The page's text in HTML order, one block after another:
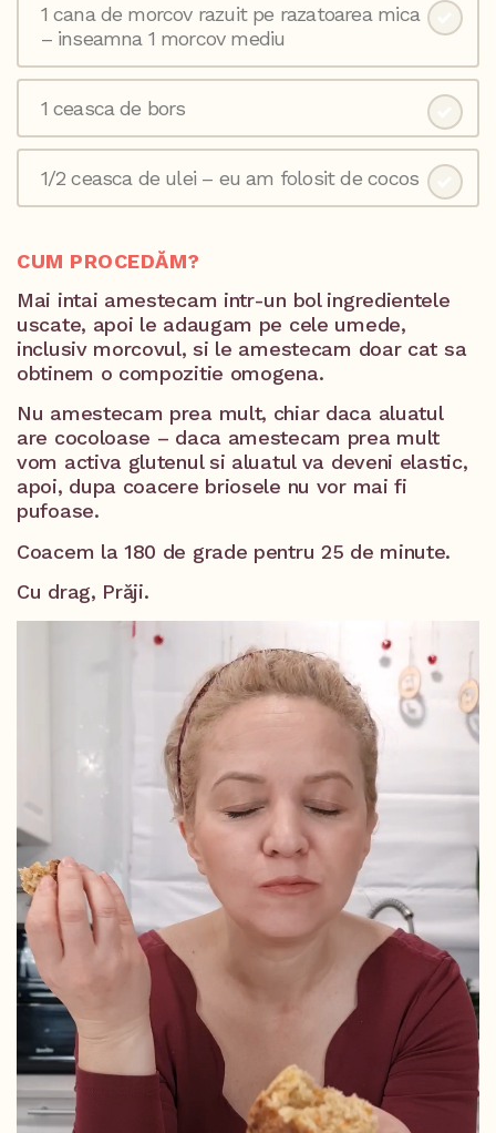
1 cana de morcov razuit pe razatoarea mica
– inseamna 1 morcov mediu
1 ceasca de bors
1/2 ceasca de ulei – eu am folosit de cocos
CUM PROCEDĂM?
Mai intai amestecam intr-un bol ingredientele
uscate, apoi le adaugam pe cele umede,
inclusiv morcovul, si le amestecam doar cat sa
obtinem o compozitie omogena.
Nu amestecam prea mult, chiar daca aluatul
are cocoloase – daca amestecam prea mult
vom activa glutenul si aluatul va deveni elastic,
apoi, dupa coacere briosele nu vor mai fi
pufoase.
Coacem la 180 de grade pentru 25 de minute.
Cu drag, Prăji.